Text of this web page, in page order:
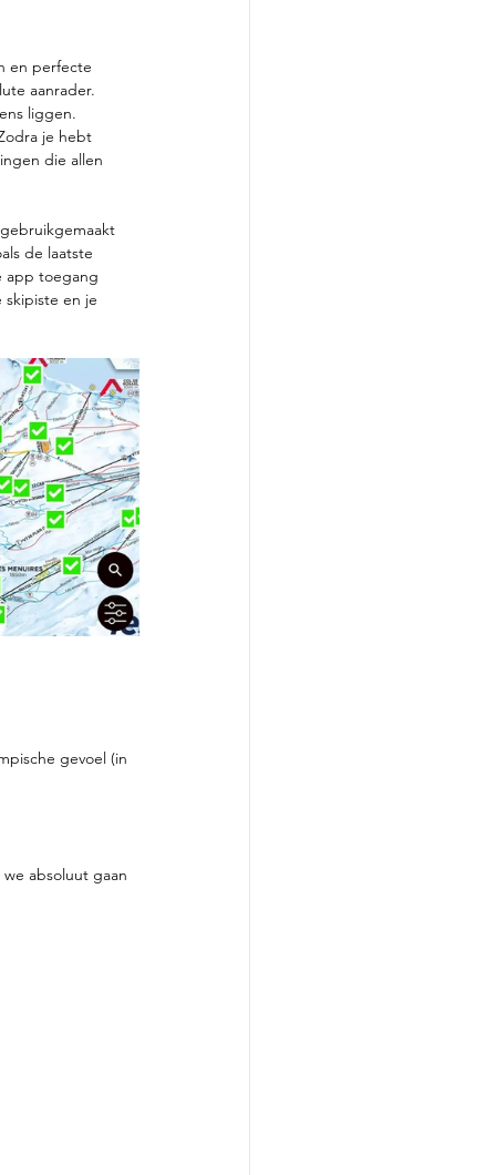
en perfecte
aanrader.
liggen.
je hebt
die allen
de laatste
app toegang
en je
gevoel (in
absoluut gaan